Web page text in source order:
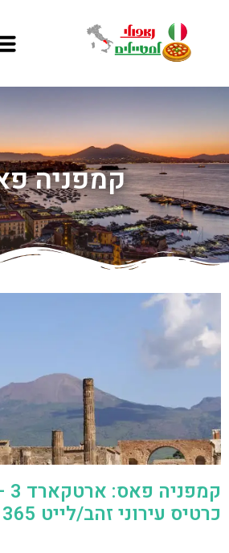
קמפניה
כרטיס עירוני זהב/לייט 365